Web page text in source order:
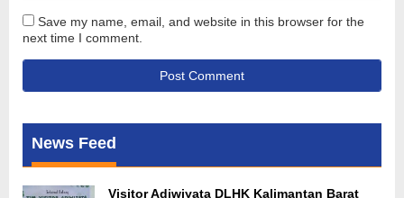
Save my name, email, and website in this browser for the
next time I comment.
News Feed
Visitor Adiwiyata DLHK Kalimantan Barat